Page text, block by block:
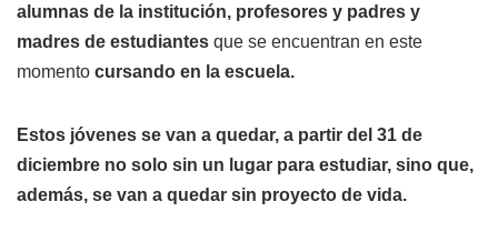
alumnas de la institución, profesores y padres y
madres de estudiantes que se encuentran en este
momento cursando en la escuela.
Estos jóvenes se van a quedar, a partir del 31 de
diciembre no solo sin un lugar para estudiar, sino que,
además, se van a quedar sin proyecto de vida.